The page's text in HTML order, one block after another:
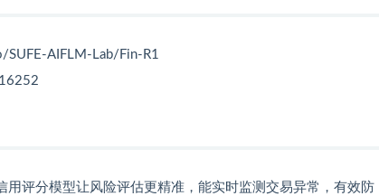
SUFE-AIFLM-Lab/Fin-R1
用评分模型让风险评估更精准，能实时监测交易异常，有效防